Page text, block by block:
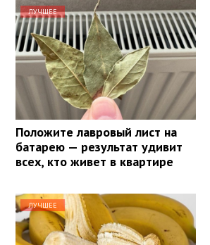
ЛУЧШЕЕ
Положите лавровый лист на
батарею — результат удивит
всех, кто живет в квартире
ЛУЧШЕЕ